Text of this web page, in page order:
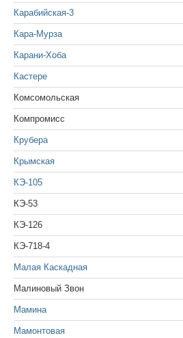
Карабийская-3
Кара-Мурза
Карани-Хоба
Кастере
Комсомольская
Компромисс
Крубера
Крымская
КЭ-105
КЭ-53
КЭ-126
КЭ-718-4
Малая Каскадная
Малиновый Звон
Мамина
Мамонтовая